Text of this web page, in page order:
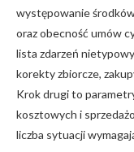
występowanie
oraz obecność umów
lista zdarzeń
korekty zbiorcze,
Krok drugi to
kosztowych i
liczba sytuacji